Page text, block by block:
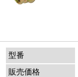
型番
販売価格